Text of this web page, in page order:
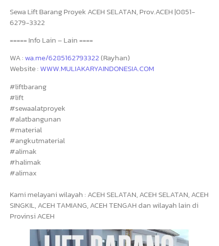
Sewa Lift Barang Proyek ACEH SELATAN, Prov.ACEH |0851-
6279-3322
===== Info Lain – Lain ====
WA : wa.me/6285162793322(Rayhan)
Website : WWW.MULIAKARYAINDONESIA.COM
#liftbarang
#lift
#sewaalatproyek
#alatbangunan
#material
#angkutmaterial
#alimak
#halimak
#alimax
Kami melayani wilayah : ACEH SELATAN, ACEH SELATAN, ACEH
SINGKIL, ACEH TAMIANG, ACEH TENGAH dan wilayah lain di
Provinsi ACEH